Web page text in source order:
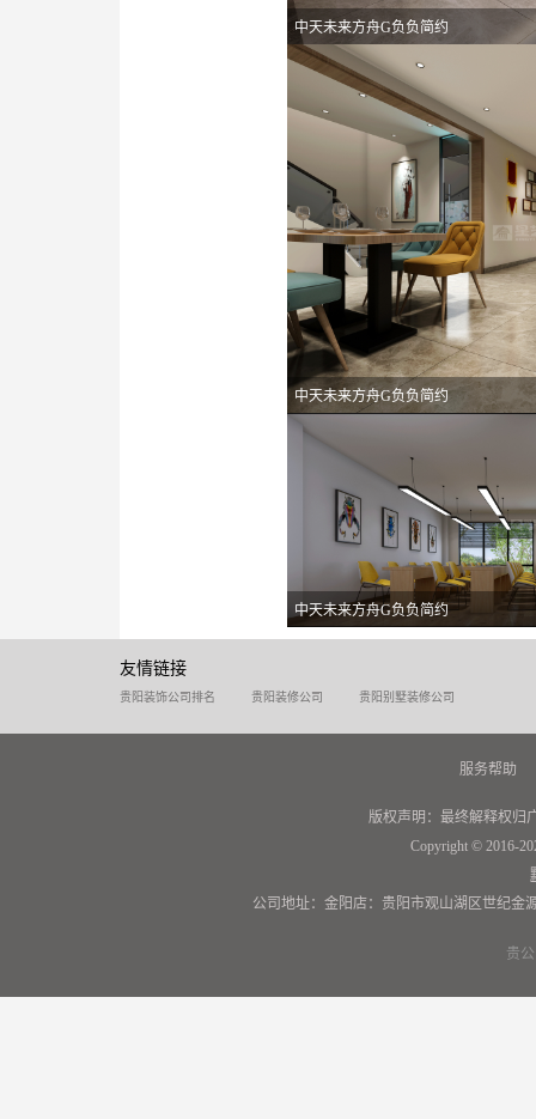
中天未来方舟G负负简约
中天未来方舟G负负简约
中天未来方舟G负负简约
友情链接
贵阳装饰公司排名 贵阳装修公司 贵阳别墅装修公司
服务帮助
版权声明：最终解释权归
Copyright © 2016-
公司地址：金阳店：贵阳市观山湖区世纪金
贵